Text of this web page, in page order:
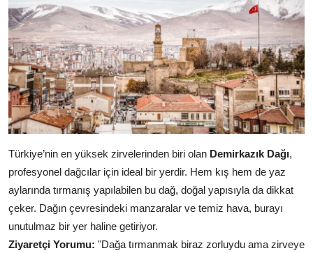
Türkiye’nin en yüksek zirvelerinden biri olan Demirkazık Dağı,
profesyonel dağcılar için ideal bir yerdir. Hem kış hem de yaz
aylarında tırmanış yapılabilen bu dağ, doğal yapısıyla da dikkat
çeker. Dağın çevresindeki manzaralar ve temiz hava, burayı
unutulmaz bir yer haline getiriyor.
Ziyaretçi Yorumu: "Dağa tırmanmak biraz zorluydu ama zirveye